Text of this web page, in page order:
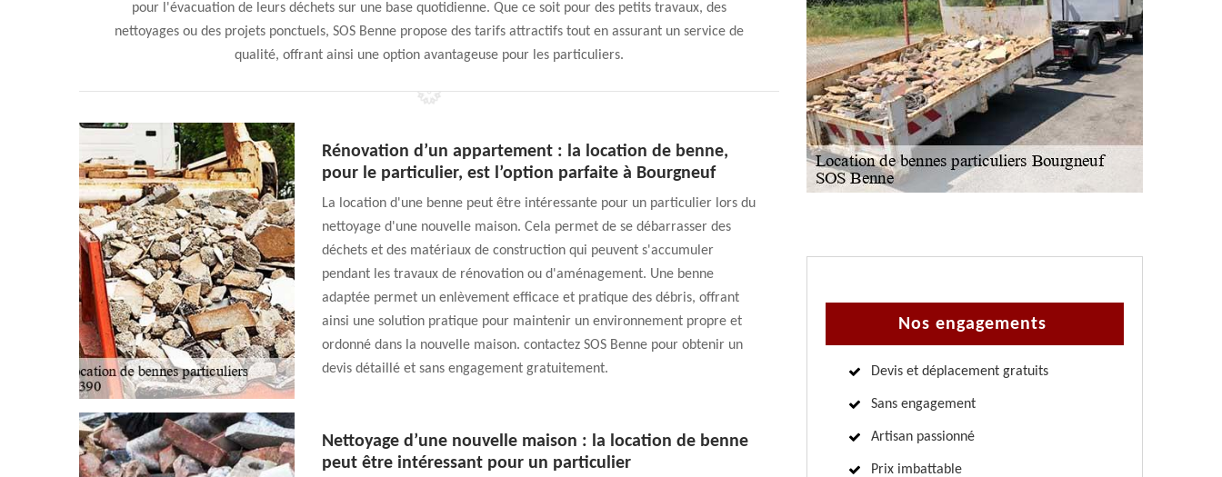
pour l'évacuation de leurs déchets sur une base quotidienne. Que ce soit pour des petits travaux, des
nettoyages ou des projets ponctuels, SOS Benne propose des tarifs attractifs tout en assurant un service de
qualité, offrant ainsi une option avantageuse pour les particuliers.
Rénovation d’un appartement : la location de benne,
pour le particulier, est l’option parfaite à Bourgneuf
La location d'une benne peut être intéressante pour un particulier lors du
nettoyage d'une nouvelle maison. Cela permet de se débarrasser des
déchets et des matériaux de construction qui peuvent s'accumuler
pendant les travaux de rénovation ou d'aménagement. Une benne
adaptée permet un enlèvement efficace et pratique des débris, offrant
ainsi une solution pratique pour maintenir un environnement propre et
ordonné dans la nouvelle maison. contactez SOS Benne pour obtenir un
devis détaillé et sans engagement gratuitement.
Nettoyage d’une nouvelle maison : la location de benne
peut être intéressant pour un particulier
Nos engagements
Devis et déplacement gratuits
Sans engagement
Artisan passionné
Prix imbattable